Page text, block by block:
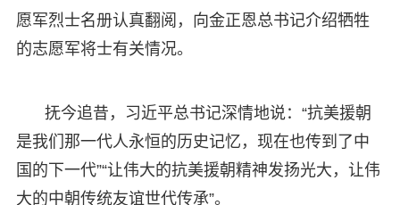
愿军烈士名册认真翻阅，向金正恩总书记介绍牺牲
的志愿军将士有关情况。
抚今追昔，习近平总书记深情地说：“抗美援朝
是我们那一代人永恒的历史记忆，现在也传到了中
国的下一代”“让伟大的抗美援朝精神发扬光大，让伟
大的中朝传统友谊世代传承”。